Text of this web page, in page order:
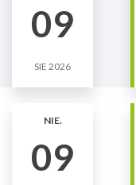
09
SIE 2026
NIE.
09